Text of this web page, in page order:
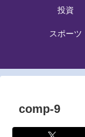
投資
スポーツ
comp-9